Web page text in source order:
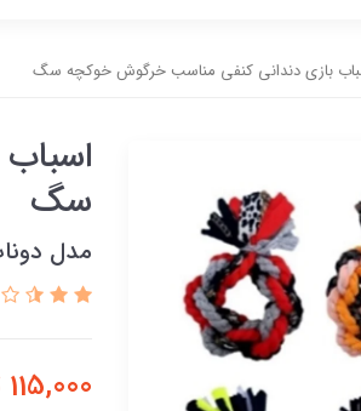
بازی دندانی کنفی مناسب خرگوش خوکچه سگ
سگ
مدل
115,000